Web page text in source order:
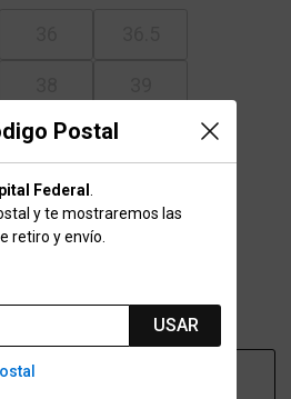
Postal
Federal
y te mostraremos las
retiro y envío.
USAR
41
43.5
47
Tabla de talles